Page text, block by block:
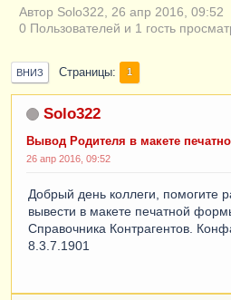
Автор Solo322, 26 апр 2016, 09:52
0 Пользователей и 1 гость
ВНИЗ Страницы 1
Solo322
Вывод Родителя в макете
26 апр 2016, 09:52
Добрый день коллеги, помогите
вывести в макете печатной
Справочника Контрагентов.
8.3.7.1901